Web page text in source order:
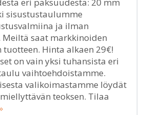
eri paksuudesta: 20 mm
sisustustaulumme
ja ilman
saat markkinoiden
Hinta alkaen 29€!
on vain yksi tuhansista eri
vaihtoehdoistamme.
valikoimastamme löydät
teoksen. Tilaa